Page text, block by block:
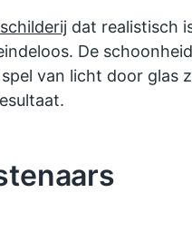
dat realistisch
De
van licht door glas